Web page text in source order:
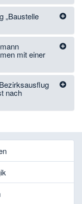
„Baustelle
mit einer
nach